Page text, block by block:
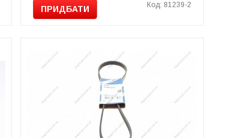
ПРИДБАТИ Код: 81239-2